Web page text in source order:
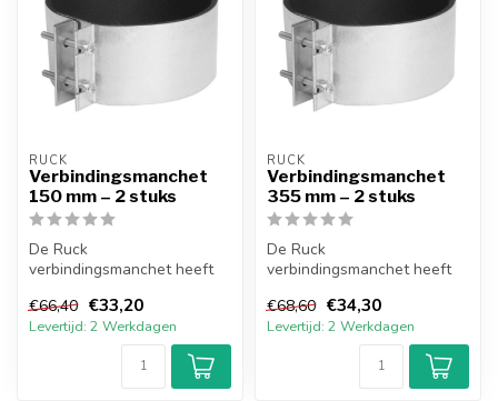
RUCK
Verbindingsmanchet
150 mm – 2 stuks
De Ruck
verbindingsmanchet heeft
afdichting en is gemaakt
van ...
€66,40 €33,20
Levertijd: 2 Werkdagen
RUCK
Verbindingsmanchet
355 mm – 2 stuks
De Ruck
verbindingsmanchet heeft
afdichting en is gemaakt
van ...
€68,60 €34,30
Levertijd: 2 Werkdagen